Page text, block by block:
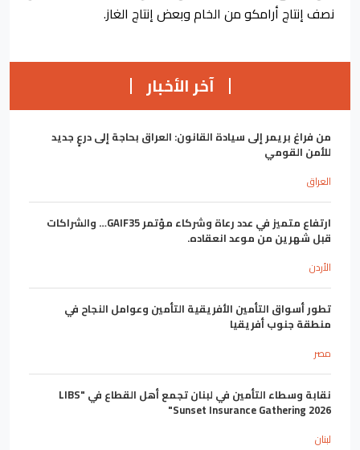
نصف إنتاج أرامكو من الخام وبعض إنتاج الغاز.
آخر الأخبار
من فراغ بريمر إلى سيادة القانون: العراق بحاجة إلى درعٍ جديد
للأمن القومي
العراق
ارتفاع متميز في عدد رعاة وشركاء مؤتمر GAIF35… والشراكات
قبل شهرين من موعد انعقاده.
الأردن
تطور أسواق التأمين الأفريقية التأمين وعوامل النجاح في
منطقة جنوب أفريقيا
مصر
نقابة وسطاء التأمين في لبنان تجمع أهل القطاع في "LIBS
Sunset Insurance Gathering 2026"
لبنان